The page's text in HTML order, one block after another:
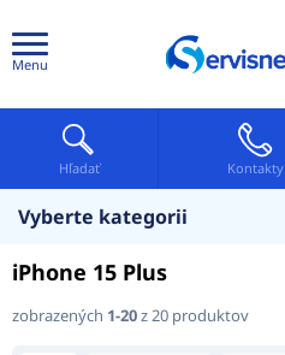
Menu
Hľadať Kontakty
Vyberte kategorii
iPhone 15 Plus
zobrazených 1-20z 20 produktov